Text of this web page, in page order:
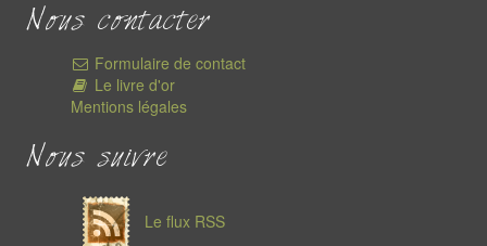
Nous contacter
Formulaire de contact
Le livre d'or
Mentions légales
Nous suivre
Le flux RSS